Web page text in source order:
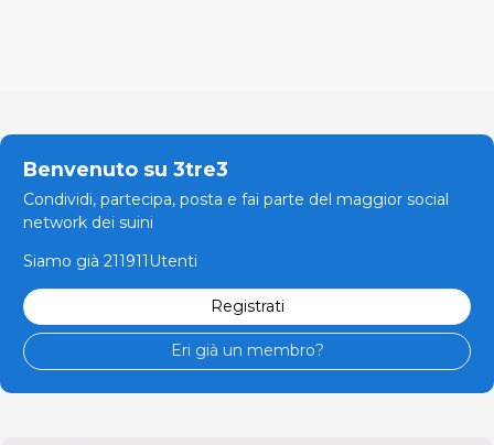
Benvenuto su 3tre3
Condividi, partecipa, posta e fai parte del maggior social
network dei suini
Siamo già 211911Utenti
Registrati
Eri già un membro?